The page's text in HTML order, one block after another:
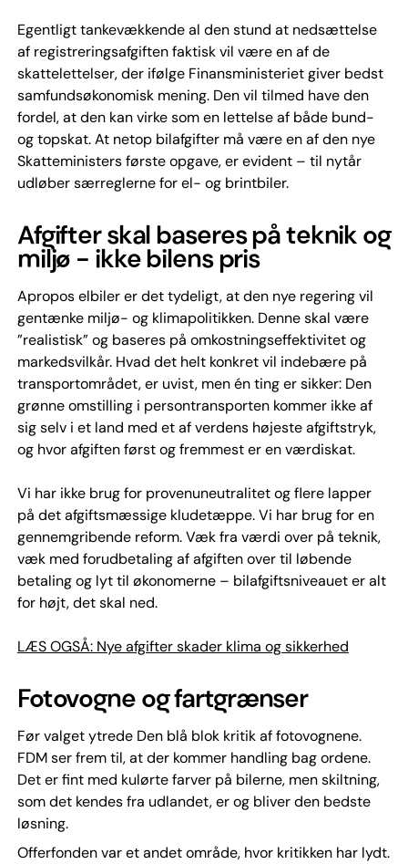
Egentligt tankevækkende al den stund at nedsættelse
af registreringsafgiften faktisk vil være en af de
skattelettelser, der ifølge Finansministeriet giver bedst
samfundsøkonomisk mening. Den vil tilmed have den
fordel, at den kan virke som en lettelse af både bund-
og topskat. At netop bilafgifter må være en af den nye
Skatteministers første opgave, er evident – til nytår
udløber særreglerne for el- og brintbiler.
Afgifter skal baseres på teknik og
miljø - ikke bilens pris
Apropos elbiler er det tydeligt, at den nye regering vil
gentænke miljø- og klimapolitikken. Denne skal være
”realistisk” og baseres på omkostningseffektivitet og
markedsvilkår. Hvad det helt konkret vil indebære på
transportområdet, er uvist, men én ting er sikker: Den
grønne omstilling i persontransporten kommer ikke af
sig selv i et land med et af verdens højeste afgiftstryk,
og hvor afgiften først og fremmest er en værdiskat.
Vi har ikke brug for provenuneutralitet og flere lapper
på det afgiftsmæssige kludetæppe. Vi har brug for en
gennemgribende reform. Væk fra værdi over på teknik,
væk med forudbetaling af afgiften over til løbende
betaling og lyt til økonomerne – bilafgiftsniveauet er alt
for højt, det skal ned.
LÆS OGSÅ: Nye afgifter skader klima og sikkerhed
Fotovogne og fartgrænser
Før valget ytrede Den blå blok kritik af fotovognene.
FDM ser frem til, at der kommer handling bag ordene.
Det er fint med kulørte farver på bilerne, men skiltning,
som det kendes fra udlandet, er og bliver den bedste
løsning.
Offerfonden var et andet område, hvor kritikken har lydt.